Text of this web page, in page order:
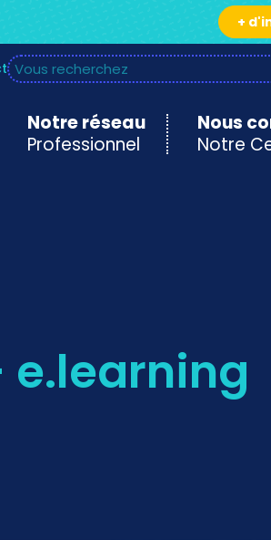
+
Notre réseau
Professionnel
Nous
Notre
e.learning